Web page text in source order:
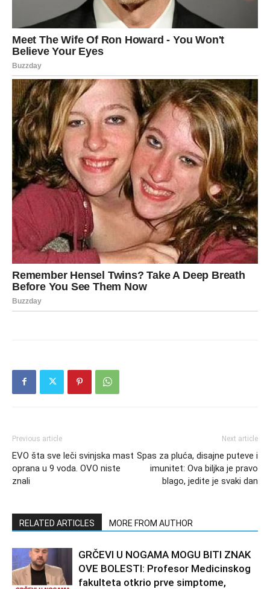
Previous article
EVO šta sve leči svinjska mast
oprana u 9 voda. OVO niste
znali
Next article
Spas za pluća, disajne puteve i
imunitet: Ova biljka je pravo
blago, jedite je svaki dan
RELATED ARTICLES MORE FROM AUTHOR
GRČEVI U NOGAMA MOGU BITI ZNAK
OVE BOLESTI: Profesor Medicinskog
fakulteta otkrio prve simptome,